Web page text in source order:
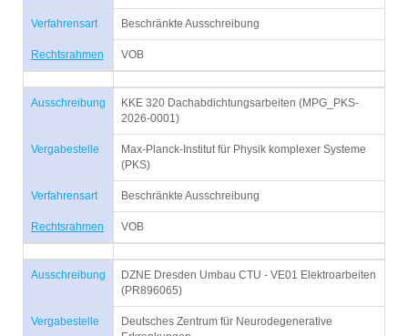
Verfahrensart Beschränkte Ausschreibung
Rechtsrahmen VOB
Ausschreibung
KKE 320 Dachabdichtungsarbeiten (MPG_PKS-
2026-0001)
Vergabestelle
Max-Planck-Institut für Physik komplexer Systeme
(PKS)
Verfahrensart Beschränkte Ausschreibung
Rechtsrahmen VOB
Ausschreibung
DZNE Dresden Umbau CTU - VE01 Elektroarbeiten
(PR896065)
Vergabestelle
Deutsches Zentrum für Neurodegenerative